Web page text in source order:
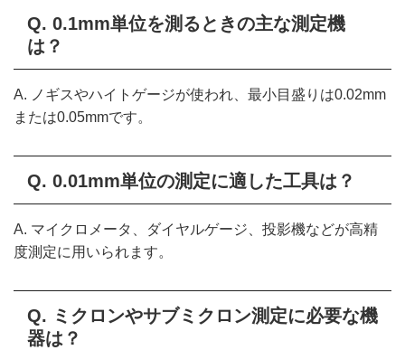
Q. 0.1mm単位を測るときの主な測定機
は？
A. ノギスやハイトゲージが使われ、最小目盛りは0.02mm
または0.05mmです。
Q. 0.01mm単位の測定に適した工具は？
A. マイクロメータ、ダイヤルゲージ、投影機などが高精
度測定に用いられます。
Q. ミクロンやサブミクロン測定に必要な機
器は？